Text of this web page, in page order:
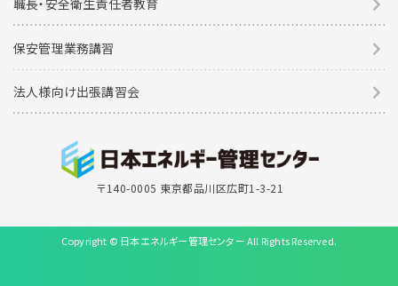
職長・安全衛生責任者教育
保安管理業務講習
法人様向け出張講習会
〒140-0005 東京都品川区広町1-3-21
Copyright © 日本エネルギー管理センター All Rights Reserved.